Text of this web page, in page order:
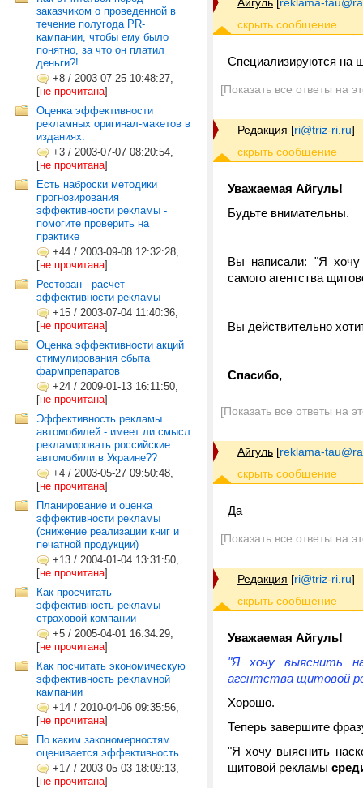
заказчиком о проведенной в
течение полугода PR-
кампании, чтобы ему было
понятно, за что он платил
деньги?!
+8 / 2003-07-25 10:48:27,
[не прочитана]
Оценка эффективности
рекламных оригинал-макетов в
изданиях.
+3 / 2003-07-07 08:20:54,
[не прочитана]
Есть наброски методики
прогнозирования
эффективности рекламы -
помогите проверить на
практике
+44 / 2003-09-08 12:32:28,
[не прочитана]
Ресторан - расчет
эффективности рекламы
+15 / 2003-07-04 11:40:36,
[не прочитана]
Оценка эффективности акций
стимулирования сбыта
фармпрепаратов
+24 / 2009-01-13 16:11:50,
[не прочитана]
Эффективность рекламы
автомобилей - имеет ли смысл
рекламировать российские
автомобили в Украине??
+4 / 2003-05-27 09:50:48,
[не прочитана]
Планирование и оценка
эффективности рекламы
(снижение реализации книг и
печатной продукции)
+13 / 2004-01-04 13:31:50,
[не прочитана]
Как просчитать
эффективность рекламы
страховой компании
+5 / 2005-04-01 16:34:29,
[не прочитана]
Как посчитать экономическую
эффективность рекламной
кампании
+14 / 2010-04-06 09:35:56,
[не прочитана]
По каким закономерностям
оценивается эффективность
+17 / 2003-05-03 18:09:13,
[не прочитана]
Специализируются на
[Показать все ответы на
Редакция [ri@triz-ri.ru]
Уважаемая Айгуль!
Будьте внимательны.
Вы написали: "Я хочу
самого агентства
Вы действительно
Спасибо,
[Показать все ответы на
Айгуль [reklama-
Да
[Показать все ответы на
Редакция [ri@triz-ri.ru]
Уважаемая Айгуль!
"Я хочу выяснить
агентства щитовой
Хорошо.
Теперь завершите
"Я хочу выяснить
щитовой рекламы